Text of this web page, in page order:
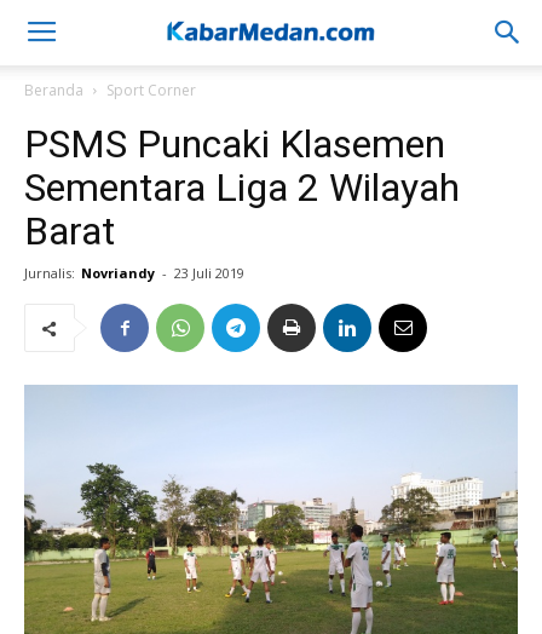
Beranda Sport Corner
PSMS Puncaki Klasemen
Sementara Liga 2 Wilayah
Barat
Jurnalis: Novriandy - 23 Juli 2019